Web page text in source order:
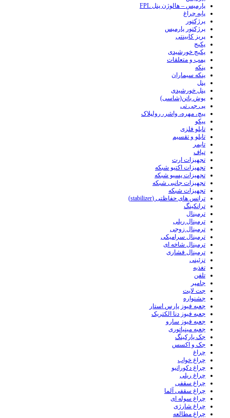
پارمیس – هالوژن پنل FPL
پایه چراغ
پرژکتور
پرژکتور پارمیس
پریز کابینتی
پکیج
پکیج خورشیدی
پمپ و متعلقات
پنکه
پنکه سیماران
پنل
پنل خورشیدی
پوش باتن(شاسی)
پی جی تی
پیچ، مهره، واشر، رولپلاک
پیکو
تابلو فلزی
تابلو و تقسیم
تایمر
تپاف
تجهیزات ارت
تجهیزات اکتیو شبکه
تجهیزات پسیو شبکه
تجهیزات جانبی شبکه
تجهیزات شبکه
ترانس های حفاظتی (stabilizer)
ترانکینگ
ترمینال
ترمینال ریلی
ترمینال زوجی
ترمینال سرامیکی
ترمینال شاخه ای
ترمینال فشاری
تزئینی
تغذیه
تلفن
جامپر
جت لایت
جشنواره
جعبه فیوز پارس استار
جعبه فیوز دنا الکتریک
جعبه فیوز سارو
جعبه مینیاتوری
جک پارکینگ
جک و اکسس
چراغ
چراغ خواب
چراغ دکوراتیو
چراغ ریلی
چراغ سقفی
چراغ سقفی آلما
چراغ سوله ای
چراغ شارژی
چراغ مطالعه